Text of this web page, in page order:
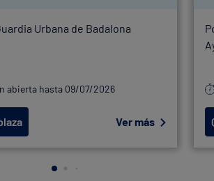
Urbana de Badalona
abierta hasta 09/07/2026
Ver más